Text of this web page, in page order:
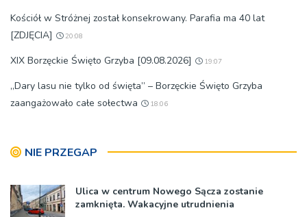
Kościół w Stróżnej został konsekrowany. Parafia ma 40 lat
[ZDJĘCIA]
20:08
XIX Borzęckie Święto Grzyba [09.08.2026] 19:07
„Dary lasu nie tylko od święta” – Borzęckie Święto Grzyba
zaangażowało całe sołectwa
18:06
NIE PRZEGAP
Ulica w centrum Nowego Sącza zostanie
zamknięta. Wakacyjne utrudnienia